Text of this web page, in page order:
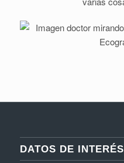
DATOS DE INTERÉS